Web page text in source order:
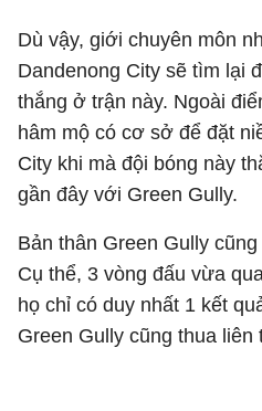
Dù vậy, giới chuyên môn
Dandenong City sẽ tìm lại
thắng ở trận này. Ngoài
hâm mộ có cơ sở để đặt
City khi mà đội bóng này
gần đây với Green Gully.
Bản thân Green Gully
Cụ thể, 3 vòng đấu vừa
họ chỉ có duy nhất 1 kết
Green Gully cũng thua liên